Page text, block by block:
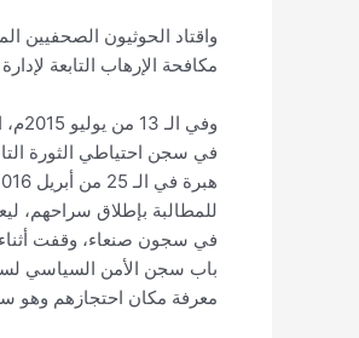
مكافحة الإرهاب التابعة
وفي
في سجن احتياطي الثورة
للمطالبة بإطلاق سراحهم،
في سجون صنعاء، وقفت
باب سجن الأمن السياسي
معرفة مكان احتجازهم وهو